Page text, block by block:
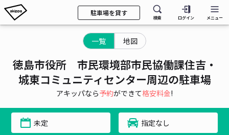
駐車場を貸す
検索 ログイン メニュー
一覧 地図
徳島市役所 市民環境部市民協働課住吉・
城東コミュニティセンター周辺の駐車場
アキッパなら予約ができて格安料金!
未定 指定なし